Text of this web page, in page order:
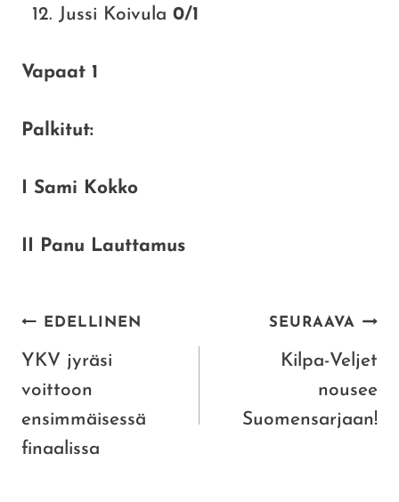
Jussi Koivula 0/1
Vapaat 1
Palkitut:
I Sami Kokko
II Panu Lauttamus
ARTIKKELIEN
SELAUS
EDELLINEN
YKV jyräsi
voittoon
ensimmäisessä
finaalissa
SEURAAVA
Kilpa-Veljet
nousee
Suomensarjaan!